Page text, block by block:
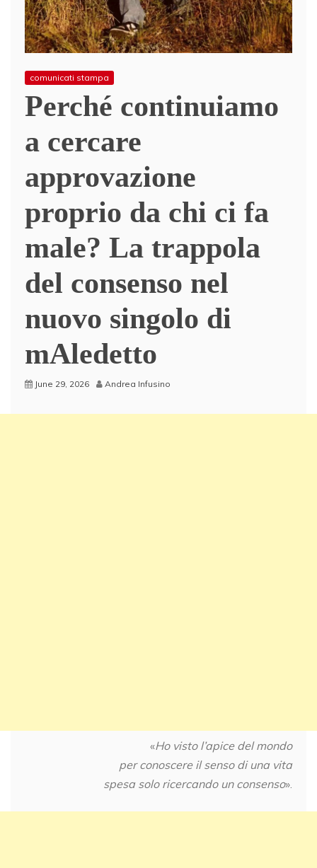
comunicati stampa
Perché continuiamo
a cercare
approvazione
proprio da chi ci fa
male? La trappola
del consenso nel
nuovo singolo di
mAledetto
June 29, 2026 Andrea Infusino
«Ho visto l’apice del mondo
per conoscere il senso di una vita
spesa solo ricercando un consenso».